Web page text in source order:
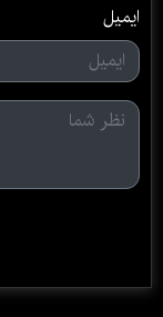
ایمیل